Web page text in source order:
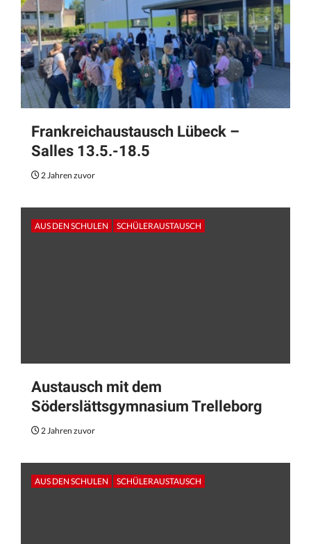
Frankreichaustausch Lübeck –
Salles 13.5.-18.5
2 Jahren zuvor
AUS DEN SCHULEN SCHÜLERAUSTAUSCH
Austausch mit dem
Söderslättsgymnasium Trelleborg
2 Jahren zuvor
AUS DEN SCHULEN SCHÜLERAUSTAUSCH